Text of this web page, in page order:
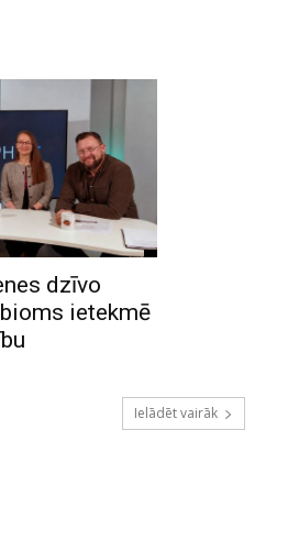
dzīvo
ietekmē
Ielādēt vairāk